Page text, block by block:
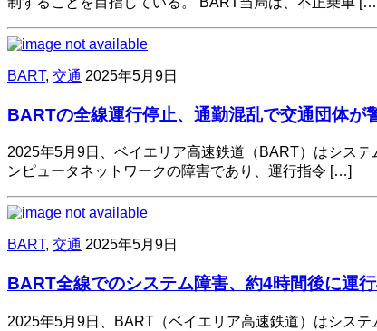
BART, 交通 2025年5月9日
BARTの全線運行停止、通勤混乱で交通団体が
2025年5月9日、ベイエリア高速鉄道（BART）はシス
ンピュータネットワークの障害であり、運行指令 […]
BART, 交通 2025年5月9日
BART全線でのシステム障害、約4時間後に運
2025年5月9日、BART（ベイエリア高速鉄道）はシス